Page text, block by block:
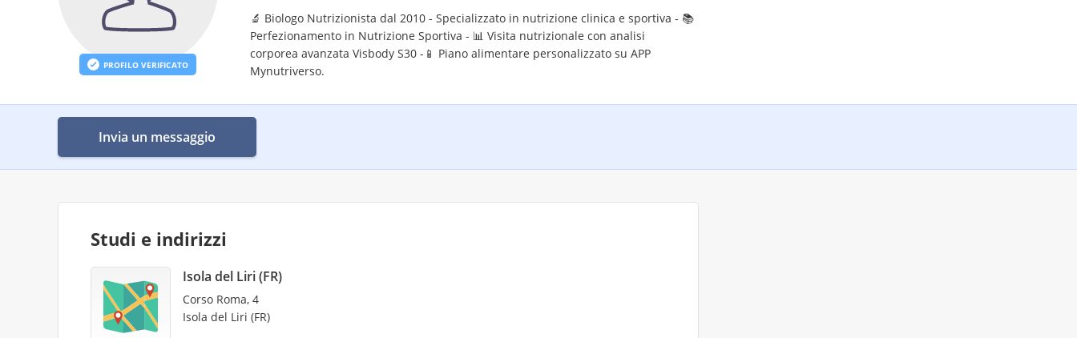
PROFILO VERIFICATO
🔬 Biologo Nutrizionista dal 2010 - Specializzato in nutrizione clinica e sportiva - 📚
Perfezionamento in Nutrizione Sportiva - 📊 Visita nutrizionale con analisi
corporea avanzata Visbody S30 -📱 Piano alimentare personalizzato su APP
Mynutriverso.
Invia un messaggio
Studi e indirizzi
Isola del Liri (FR)
Corso Roma, 4
Isola del Liri (FR)